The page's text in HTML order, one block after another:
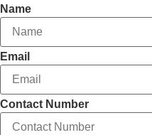
Name
Email
Contact Number